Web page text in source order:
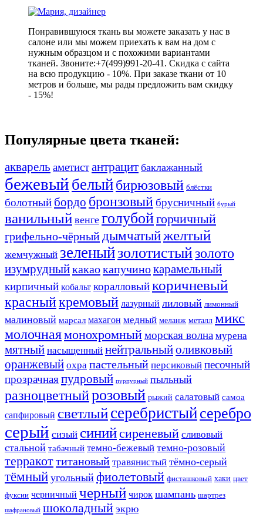
Понравившуюся ткань вы можете заказать у нас в
салоне или мы можем приехать к вам на дом с
нужным образцом и с похожими вариантами
тканей. Звоните:+7(499)991-20-41. Скидка с сайта
на всю продукцию - 10%. При заказе ткани от 10
метров и больше, мы рады предложить вам скидку
- 15%!
Популярные цвета тканей:
акварель аметистантрацит баклажанный
бежевый белыйбирюзовый блёстки
болотный бордо бронзовыйбрусничный бурый
ванильный венге голубойгорчичный
грифельно-чёрный дымчатыйжелтый
жемчужный зеленыйзолотистыйзолото
изумрудныйкакаокапучинокарамельный
кирпичный кобальт коралловыйкоричневый
красныйкремовый лазурный лиловый лимонный
малиновый марсал махагон медный меланж металл микс
молочнаямонохромныйморская волна мурена
мятный насыщенный нейтральныйоливковый
оранжевый охра пастельный персиковый песочный
прозрачнаяпудровый пурпурный пыльный
разноцветныйрозовый рыжий салатовый самоа
сапфировый светлыйсеребристыйсеребро
серый сизый синийсиреневый сливовый
стальной табачный темно-бежевый темно-розовый
терракоттитановый травянистый тёмно-серый
тёмный угольный фиолетовый фисташковый хаки цвет
фуксии черничный черный чирок шампань шартрез
шафрановый шоколадный экрю